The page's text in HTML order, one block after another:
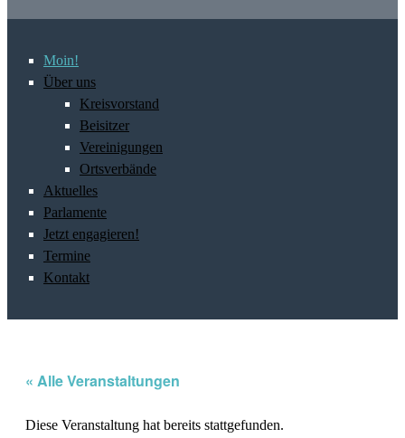
Moin!
Über uns
Kreisvorstand
Beisitzer
Vereinigungen
Ortsverbände
Aktuelles
Parlamente
Jetzt engagieren!
Termine
Kontakt
« Alle Veranstaltungen
Diese Veranstaltung hat bereits stattgefunden.